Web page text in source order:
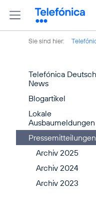
Sie sind hier:
Telefónica
News
Blogartikel
Lokale
Ausbaumeldungen
Pressemitteilungen
Archiv 2025
Archiv 2024
Archiv 2023